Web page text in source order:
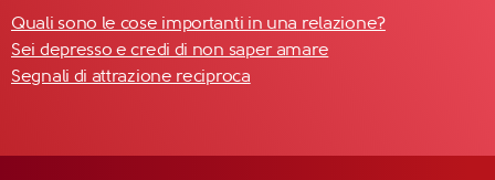
Quali sono le cose importanti in una relazione?
Sei depresso e credi di non saper amare
Segnali di attrazione reciproca